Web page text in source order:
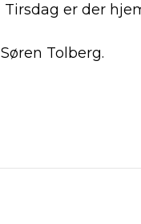
Tirsdag er der
Søren Tolberg.